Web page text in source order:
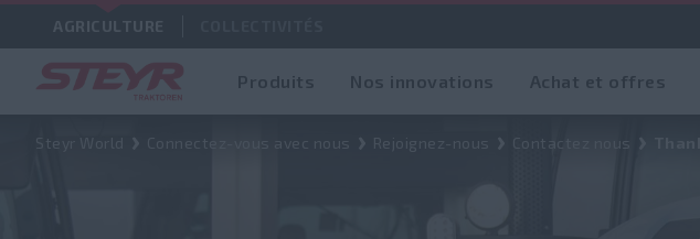
AGRICULTURE
Produits Nos innovations Achat et offres
Steyr World Contactez nous